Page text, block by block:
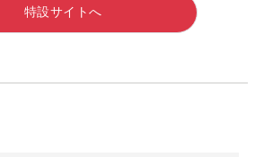
特設サイトへ